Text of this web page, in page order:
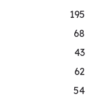
195
68
43
62
54